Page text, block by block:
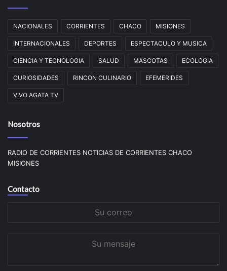
NACIONALES CORRIENTES CHACO MISIONES
INTERNACIONALES DEPORTES ESPECTACULO Y MUSICA
CIENCIA Y TECNOLOGIA SALUD MASCOTAS ECOLOGIA
CURIOSIDADES RINCON CULINARIO EFEMERIDES
VIVO AGATA TV
Nosotros
RADIO DE CORRIENTES NOTICIAS DE CORRIENTES CHACO
MISIONES
Contacto